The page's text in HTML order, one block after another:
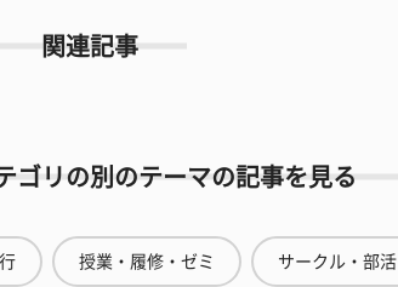
関連記事
ゴリの別のテーマの記事を見る
授業・履修・ゼミ サークル・部活